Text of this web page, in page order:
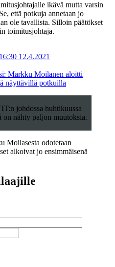
ikävä mutta varsin
että potkuja annetaan jo
ole tavallista. Silloin päätökset
toimitusjohtaja.
12.4.2021
Markku Moilanen aloitti
näyttävillä potkuilla
johdossa huhtikuussa
on nähty paljon muutoksia.
Moilasesta odotetaan
alkoivat jo ensimmäisenä